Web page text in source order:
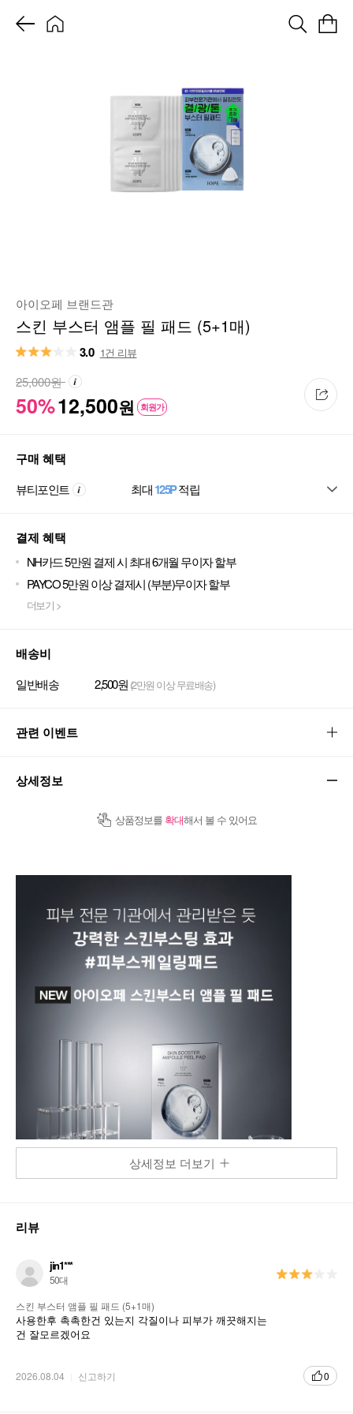
아이오페 브랜드관
스킨 부스터 앰플 필 패드 (5+1매)
3.0 1건 리뷰
50%12,500원 회원가
25,000원
구매 혜택
뷰티포인트 최대125P적립
결제 혜택
NH카드 5만원 결제 시 최대 6개월 무이자 할부
PAYCO 5만원 이상 결제시 (부분)무이자 할부
더보기 >
배송비
일반배송 2,500원 (2만원 이상 무료배송)
관련 이벤트
상세정보
상품정보를 확대해서 볼 수 있어요
상세정보 더보기
리뷰
jin1***
50대
스킨 부스터 앰플 필 패드 (5+1매)
사용한후 촉촉한건 있는지 각질이나 피부가 깨끗해지는
건 잘모르겠어요
2026.08.04 신고하기 0